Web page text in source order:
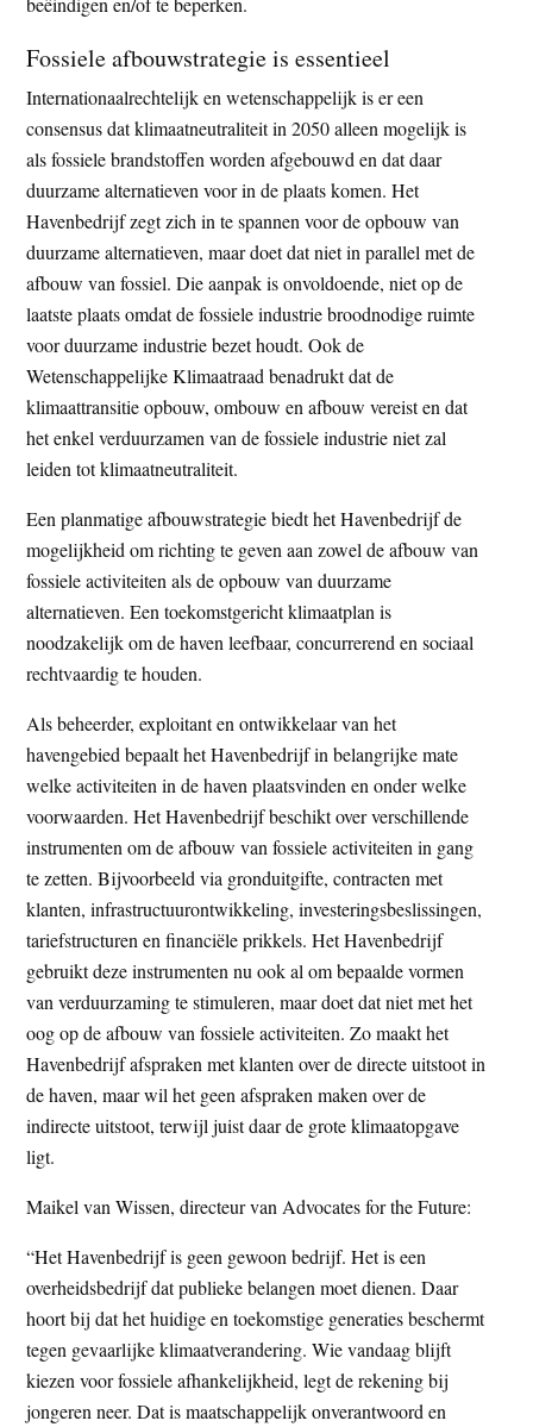
Fossiele afbouwstrategie is essentieel
Internationaalrechtelijk en wetenschappelijk is er een
consensus dat klimaatneutraliteit in 2050 alleen mogelijk is
als fossiele brandstoffen worden afgebouwd en dat daar
duurzame alternatieven voor in de plaats komen. Het
Havenbedrijf zegt zich in te spannen voor de opbouw van
duurzame alternatieven, maar doet dat niet in parallel met de
afbouw van fossiel. Die aanpak is onvoldoende, niet op de
laatste plaats omdat de fossiele industrie broodnodige ruimte
voor duurzame industrie bezet houdt. Ook de
Wetenschappelijke Klimaatraad benadrukt dat de
klimaattransitie opbouw, ombouw en afbouw vereist en dat
het enkel verduurzamen van de fossiele industrie niet zal
leiden tot klimaatneutraliteit.
Een planmatige afbouwstrategie biedt het Havenbedrijf de
mogelijkheid om richting te geven aan zowel de afbouw van
fossiele activiteiten als de opbouw van duurzame
alternatieven. Een toekomstgericht klimaatplan is
noodzakelijk om de haven leefbaar, concurrerend en sociaal
rechtvaardig te houden.
Als beheerder, exploitant en ontwikkelaar van het
havengebied bepaalt het Havenbedrijf in belangrijke mate
welke activiteiten in de haven plaatsvinden en onder welke
voorwaarden. Het Havenbedrijf beschikt over verschillende
instrumenten om de afbouw van fossiele activiteiten in gang
te zetten. Bijvoorbeeld via gronduitgifte, contracten met
klanten, infrastructuurontwikkeling, investeringsbeslissingen,
tariefstructuren en financiële prikkels. Het Havenbedrijf
gebruikt deze instrumenten nu ook al om bepaalde vormen
van verduurzaming te stimuleren, maar doet dat niet met het
oog op de afbouw van fossiele activiteiten. Zo maakt het
Havenbedrijf afspraken met klanten over de directe uitstoot in
de haven, maar wil het geen afspraken maken over de
indirecte uitstoot, terwijl juist daar de grote klimaatopgave
ligt.
Maikel van Wissen, directeur van Advocates for the Future:
“Het Havenbedrijf is geen gewoon bedrijf. Het is een
overheidsbedrijf dat publieke belangen moet dienen. Daar
hoort bij dat het huidige en toekomstige generaties beschermt
tegen gevaarlijke klimaatverandering. Wie vandaag blijft
kiezen voor fossiele afhankelijkheid, legt de rekening bij
jongeren neer. Dat is maatschappelijk onverantwoord en